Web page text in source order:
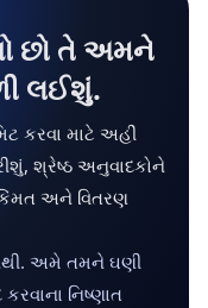
છો તે અમને
લઈશું.
કરવા માટે અહીં
શ્રેષ્ઠ અનુવાદકોને
અને વિતરણ
અમે તમને ઘણી
નિષ્ણાત